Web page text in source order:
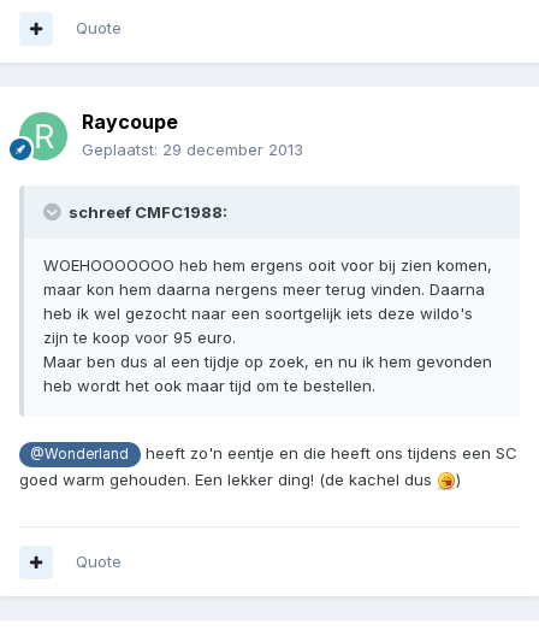
Quote
Raycoupe
Geplaatst: 29 december 2013
schreef CMFC1988:
WOEHOOOOOOO heb hem ergens ooit voor bij zien komen,
maar kon hem daarna nergens meer terug vinden. Daarna
heb ik wel gezocht naar een soortgelijk iets deze wildo's
zijn te koop voor 95 euro.
Maar ben dus al een tijdje op zoek, en nu ik hem gevonden
heb wordt het ook maar tijd om te bestellen.
@Wonderland
heeft zo'n eentje en die heeft ons tijdens een SC
goed warm gehouden. Een lekker ding! (de kachel dus
)
Quote